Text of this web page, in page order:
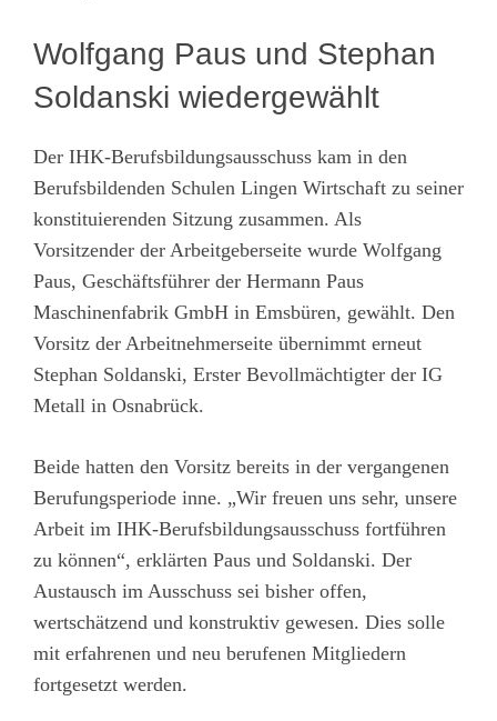
Wolfgang Paus und Stephan
Soldanski wiedergewählt
Der IHK-Berufsbildungsausschuss kam in den
Berufsbildenden Schulen Lingen Wirtschaft zu seiner
konstituierenden Sitzung zusammen. Als
Vorsitzender der Arbeitgeberseite wurde Wolfgang
Paus, Geschäftsführer der Hermann Paus
Maschinenfabrik GmbH in Emsbüren, gewählt. Den
Vorsitz der Arbeitnehmerseite übernimmt erneut
Stephan Soldanski, Erster Bevollmächtigter der IG
Metall in Osnabrück.
Beide hatten den Vorsitz bereits in der vergangenen
Berufungsperiode inne. „Wir freuen uns sehr, unsere
Arbeit im IHK-Berufsbildungsausschuss fortführen
zu können“, erklärten Paus und Soldanski. Der
Austausch im Ausschuss sei bisher offen,
wertschätzend und konstruktiv gewesen. Dies solle
mit erfahrenen und neu berufenen Mitgliedern
fortgesetzt werden.